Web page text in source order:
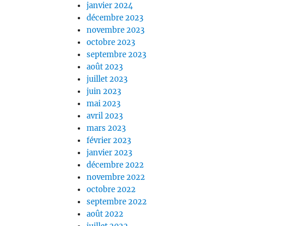
janvier 2024
décembre 2023
novembre 2023
octobre 2023
septembre 2023
août 2023
juillet 2023
juin 2023
mai 2023
avril 2023
mars 2023
février 2023
janvier 2023
décembre 2022
novembre 2022
octobre 2022
septembre 2022
août 2022